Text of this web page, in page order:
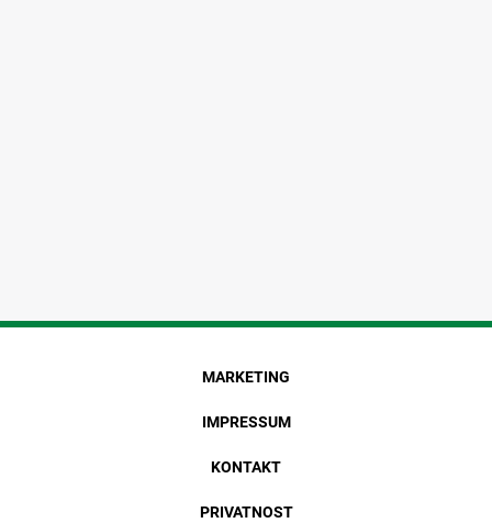
MARKETING
IMPRESSUM
KONTAKT
PRIVATNOST